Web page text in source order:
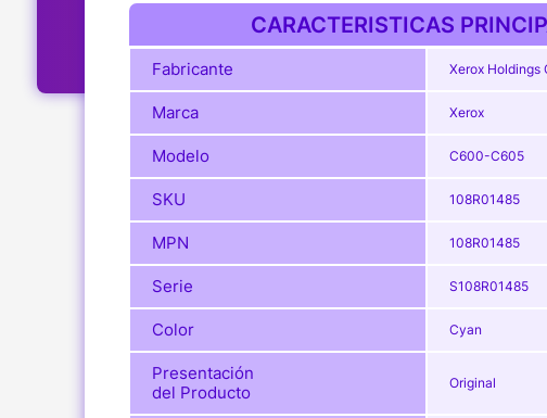
CARACTERISTICAS
Fabricante Xerox Holdings
Marca Xerox
Modelo C600-C605
SKU 108R01485
MPN 108R01485
Serie S108R01485
Color Cyan
Presentación
del Producto
Original